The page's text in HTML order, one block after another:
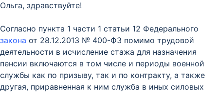
Ольга, здравствуйте!
Согласно пункта 1 части 1 статьи 12 Федерального
закона от 28.12.2013 № 400-ФЗ помимо трудовой
деятельности в исчисление стажа для назначения
пенсии включаются в том числе и периоды военной
службы как по призыву, так и по контракту, а также
другая, приравненная к ним служба в иных силовых